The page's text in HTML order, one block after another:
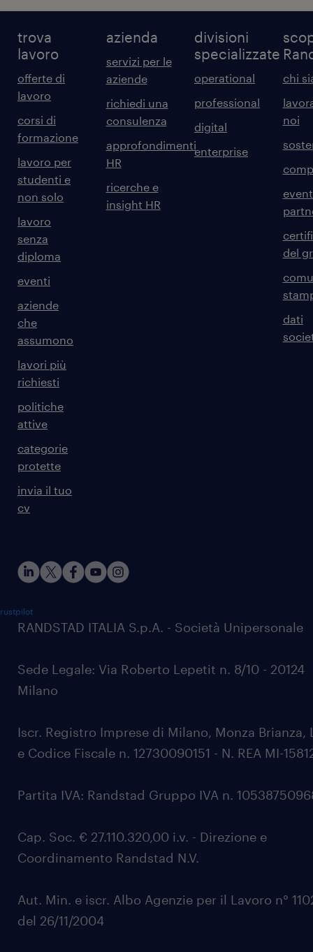
trova
lavoro
offerte di
lavoro
corsi di
formazione
lavoro per
studenti e
non solo
lavoro
senza
diploma
eventi
aziende
che
assumono
lavori più
richiesti
politiche
attive
categorie
protette
invia il tuo
cv
azienda
servizi per le
aziende
richiedi una
consulenza
approfondimenti
HR
ricerche e
insight HR
divisioni
specializzate
operational
professional
digital
enterprise
chi
noi
del
dati
RANDSTAD ITALIA S.p.A. - Società Unipersonale
Sede Legale: Via Roberto Lepetit n. 8/10 - 20124
Milano
Iscr. Registro Imprese di Milano, Monza Brianza,
e Codice Fiscale n. 12730090151 - N. REA MI-
Partita IVA: Randstad Gruppo IVA n.
Cap. Soc. € 27.110.320,00 i.v. - Direzione e
Coordinamento Randstad N.V.
Aut. Min. e iscr. Albo Agenzie per il Lavoro n°
del 26/11/2004